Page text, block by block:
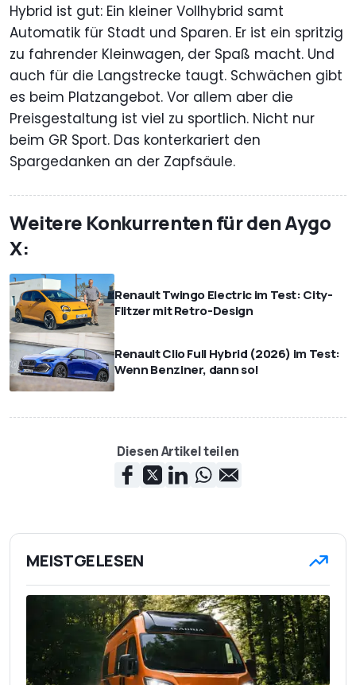
Hybrid ist gut: Ein kleiner Vollhybrid samt
Automatik für Stadt und Sparen. Er ist ein spritzig
zu fahrender Kleinwagen, der Spaß macht. Und
auch für die Langstrecke taugt. Schwächen gibt
es beim Platzangebot. Vor allem aber die
Preisgestaltung ist viel zu sportlich. Nicht nur
beim GR Sport. Das konterkariert den
Spargedanken an der Zapfsäule.
Weitere Konkurrenten für den Aygo
X:
Renault Twingo Electric im Test: City-
Flitzer mit Retro-Design
Renault Clio Full Hybrid (2026) im Test:
Wenn Benziner, dann so!
Diesen Artikel teilen
MEISTGELESEN